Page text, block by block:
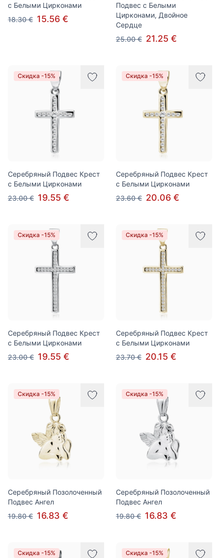
с Белыми Цирконами
18.30 € 15.56 €
Подвес с Белыми
Цирконами, Двойное
Сердце
25.00 € 21.25 €
Скидка -15%
Серебряный Подвес Крест
с Белыми Цирконами
23.00 € 19.55 €
Скидка -15%
Серебряный Подвес Крест
с Белыми Цирконами
23.60 € 20.06 €
Скидка -15%
Серебряный Подвес Крест
с Белыми Цирконами
23.00 € 19.55 €
Скидка -15%
Серебряный Подвес Крест
с Белыми Цирконами
23.70 € 20.15 €
Скидка -15%
Серебряный Позолоченный
Подвес Ангел
19.80 € 16.83 €
Скидка -15%
Серебряный Позолоченный
Подвес Ангел
19.80 € 16.83 €
Скидка -15% Скидка -15%